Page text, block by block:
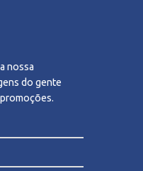
nossa
do gente